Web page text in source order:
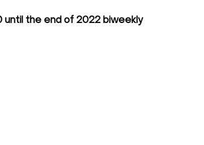
until the end of 2022 biweekly